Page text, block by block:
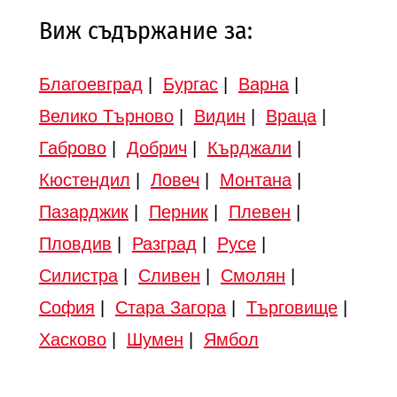
Виж съдържание за:
Благоевград Бургас| Варна|
Велико Търново| Видин Враца|
Габрово| Добрич Кърджали
Кюстендил
Ловеч Монтана|
Пазарджик| Перник| Плевен
Пловдив
Разград Русе|
Силистра| Сливен Смолян
София
Стара Загора| Търговище|
Хасково| Шумен Ямбол